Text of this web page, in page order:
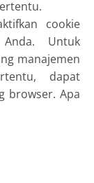
cookie
Untuk
manajemen
dapat
browser. Apa